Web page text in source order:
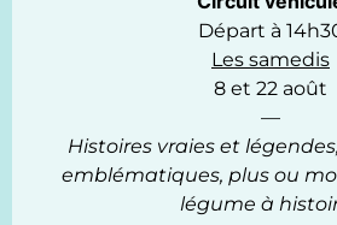
Départ à
Les samedis
8 et 22 août
—
Histoires vraies et
emblématiques, plus ou
légume à